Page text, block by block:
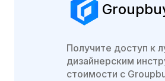
Получите доступ к
дизайнерским
стоимости с